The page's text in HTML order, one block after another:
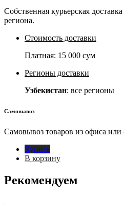
Собственная курьерская
региона.
Стоимость доставки
Платная: 15 000 сум
Регионы доставки
Узбекистан: все регионы
Самовывоз
Самовывоз товаров из офиса или
Купить
В корзину
Рекомендуем